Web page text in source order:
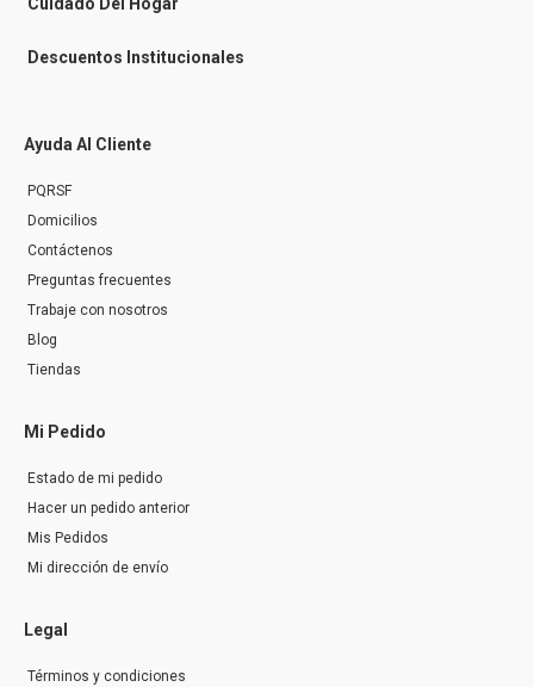
Cuidado Del Hogar
Descuentos Institucionales
Ayuda Al Cliente
PQRSF
Domicilios
Contáctenos
Preguntas frecuentes
Trabaje con nosotros
Blog
Tiendas
Mi Pedido
Estado de mi pedido
Hacer un pedido anterior
Mis Pedidos
Mi dirección de envío
Legal
Términos y condiciones